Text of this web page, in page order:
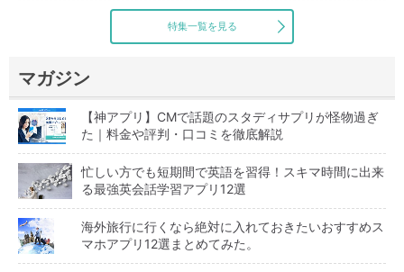
特集一覧を見る
マガジン
【神アプリ】CMで話題のスタディサプリが怪物過ぎ
た｜料金や評判・口コミを徹底解説
忙しい方でも短期間で英語を習得！スキマ時間に出来
る最強英会話学習アプリ12選
海外旅行に行くなら絶対に入れておきたいおすすめス
マホアプリ12選まとめてみた。